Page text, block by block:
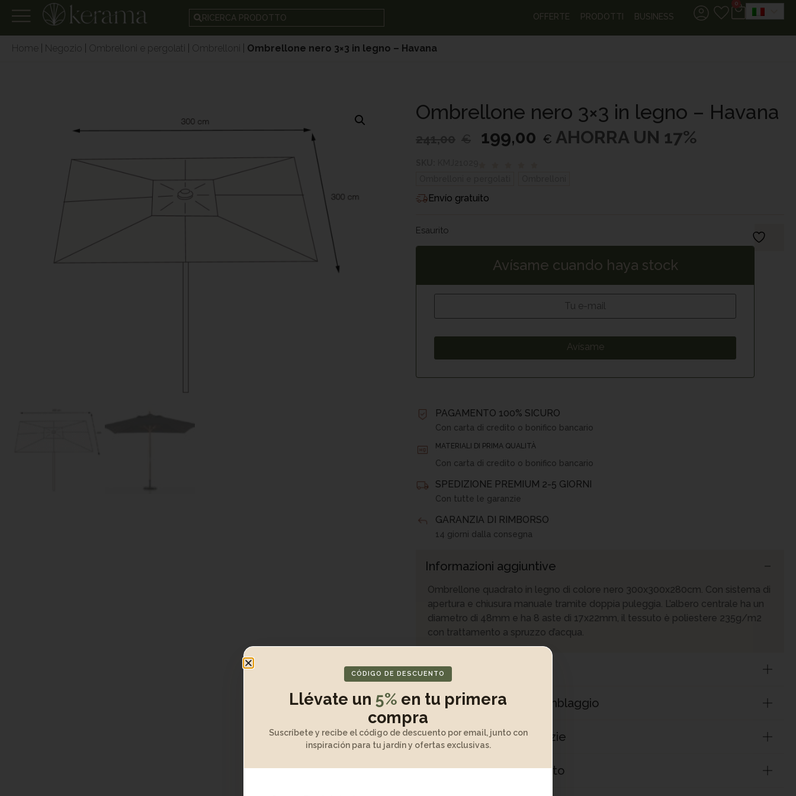
RICERCA PRODOTTO OFFERTE PRODOTTI BUSINESS
0
Home Negozio Ombrelloni e pergolati Ombrelloni Ombrellone nero 3×3 in legno – Havana
Ombrellone nero 3×3 in legno – Havana
199,00 € AHORRA UN 17%
Envío gratuito
Esaurito
Avísame cuando haya stock
PAGAMENTO 100% SICURO
Con carta di credito o bonifico bancario
MATERIALI DI PRIMA QUALITÀ
Con carta di credito o bonifico bancario
SPEDIZIONE PREMIUM 2-5 GIORNI
Con tutte le garanzie
GARANZIA DI RIMBORSO
14 giorni dalla consegna
Informazioni aggiuntive
Ombrellone quadrato in legno di colore nero 300x300x280cm. Con sistema di
apertura e chiusura manuale tramite doppia puleggia. L’albero centrale ha un
diametro di 48mm e ha 8 aste di 17x22mm, il tessuto è poliestere 235g/m2
con trattamento a spruzzo d’acqua.
Misurazione
Disimballaggio e assemblaggio
Manutenzione e garanzie
Descrizione del prodotto
CÓDIGO DE DESCUENTO
Llévate un 5% en tu primera
compra
Suscríbete y recibe el código de descuento por email, junto con
inspiración para tu jardín y ofertas exclusivas.